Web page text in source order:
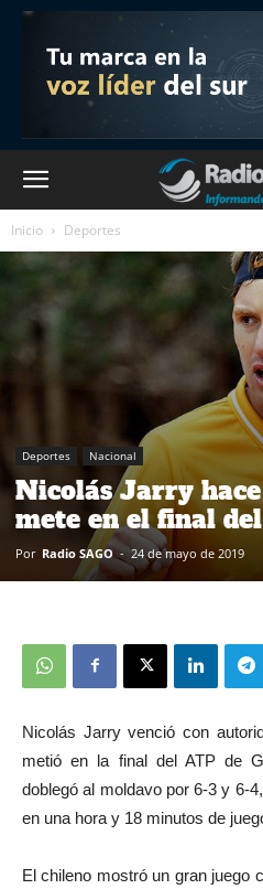
Inicio Deportes
Deportes Nacional
Nicolás Jarry
mete en el final
Por Radio SAGO - 24 de mayo de 2019
Nicolás Jarry venció con
metió en la final del ATP de
doblegó al moldavo por 6-3 y 6-
en una hora y 18 minutos de
El chileno mostró un gran juego